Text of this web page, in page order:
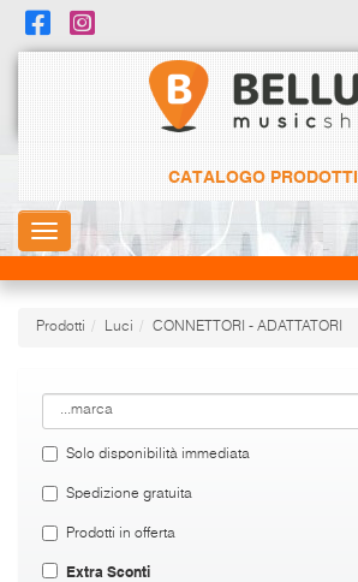
CATALOGO PRODOTTI
Toggle
navigation
Prodotti Luci CONNETTORI - ADATTATORI
Solo disponibilità immediata
Spedizione gratuita
Prodotti in offerta
Extra Sconti